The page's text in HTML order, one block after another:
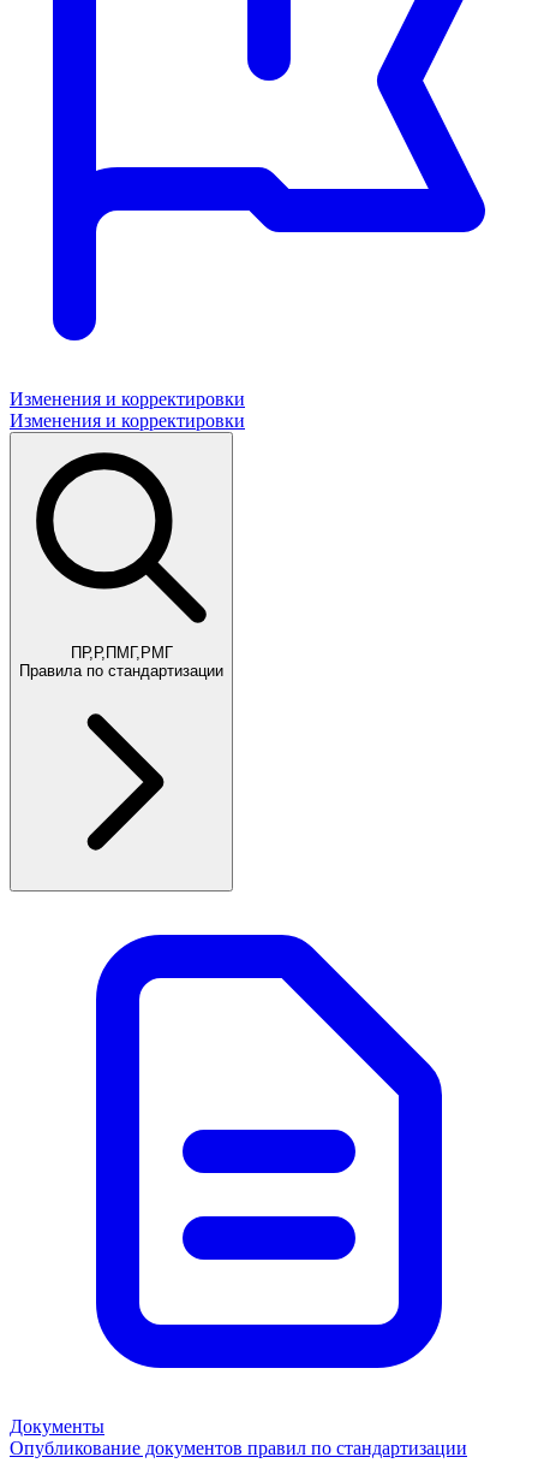
Изменения и корректировки
Изменения и корректировки
ПР,Р,ПМГ,РМГ
Правила по стандартизации
Документы
Опубликование документов правил по стандартизации